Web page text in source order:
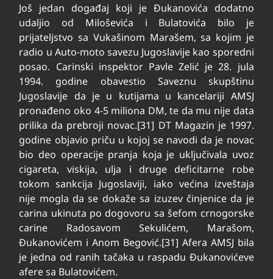
Još jedan događaj koji je Đukanovića dodatno
udaljio od Miloševića i Bulatovića bilo je
prijateljstvo sa Vukašinom Marašem, sa kojim je
radio u Auto-moto savezu Jugoslavije kao sporedni
posao. Carinski inspektor Pavle Zelić je 28. jula
1994. godine obavestio Saveznu skupštinu
Jugoslavije da je u kutijama u kancelariji AMSJ
pronađeno oko 4-5 miliona DM, te da mu nije data
prilika da prebroji novac.[31] DT Magazin je 1997.
godine objavio priču u kojoj se navodi da je novac
bio deo operacije pranja koja je uključivala uvoz
cigareta, viskija, ulja i druge deficitarne robe
tokom sankcija Jugoslaviji, iako većina izveštaja
nije mogla da se dokaže sa izuzev činjenice da je
carina ukinuta po dogovoru sa šefom crnogorske
carine Radosavom Sekulićem, Marašom,
Đukanovićem i Anom Begović.[31] Afera AMSJ bila
je jedna od ranih tačaka u raspadu Đukanovićeve
afere sa Bulatovićem.